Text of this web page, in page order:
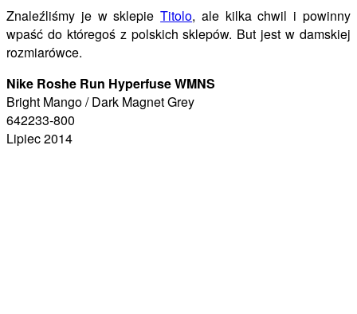
Znaleźliśmy je w sklepieTitolo, ale kilka chwil i powinny
wpaść do któregoś z polskich sklepów. But jest w damskiej
rozmiarówce.
Nike Roshe Run Hyperfuse WMNS
Bright Mango / Dark Magnet Grey
642233-800
Lipiec 2014